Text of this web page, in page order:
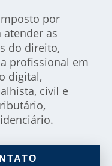
por
as
do direito,
profissional em
digital,
civil e